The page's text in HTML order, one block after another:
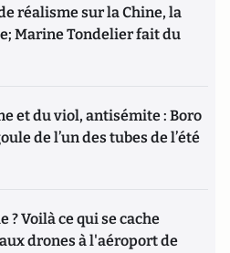
réalisme sur la Chine, la
Marine Tondelier fait du
et du viol, antisémite : Boro
de l’un des tubes de l’été
? Voilà ce qui se cache
drones à l'aéroport de